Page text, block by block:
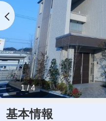
1 / 4
基本情報